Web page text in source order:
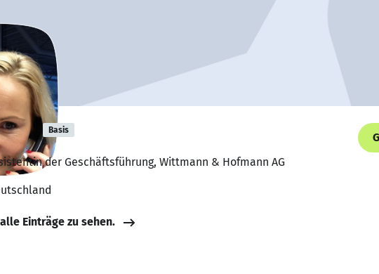
Basis
der Geschäftsführung, Wittmann & Hofmann AG
Einträge zu sehen.